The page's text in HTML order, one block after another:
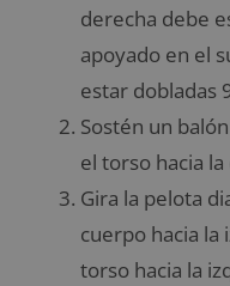
derecha debe
apoyado en el
estar dobladas
Sostén un
el torso hacia
Gira la pelota
cuerpo hacia la
torso hacia la